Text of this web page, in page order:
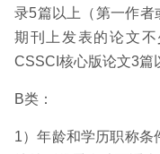
录5篇以上（第一作者
期刊上发表的论文
CSSCI核心版论文3篇
B类：
1）年龄和学历职称条